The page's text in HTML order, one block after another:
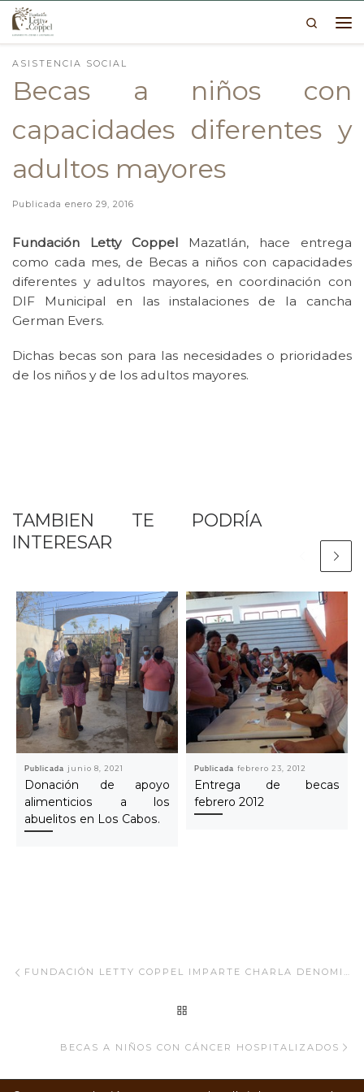
Skip to content
Search
ASISTENCIA SOCIAL
Becas a niños con
capacidades diferentes y
adultos mayores
Publicada enero 29, 2016
Fundación Letty Coppel Mazatlán, hace entrega
como cada mes, de Becas a niños con capacidades
diferentes y adultos mayores, en coordinación con
DIF Municipal en las instalaciones de la cancha
German Evers.
Dichas becas son para las necesidades o prioridades
de los niños y de los adultos mayores.
TAMBIEN TE PODRÍA
INTERESAR
Publicada junio 8, 2021
Donación de apoyo
alimenticios a los
abuelitos en Los Cabos.
Publicadafebrero 23, 2012
Entrega de becas
febrero 2012
Navegar Artículo FUNDACIÓN LETTY COPPEL IMPARTE CHARLA DENOMINADO “LOS SAPOS QUE HE BESADO” EN EL SALÓN LA COSTA DEL HOTEL PUEBLO BONITO ROSE DIRIGIDO A LOS COLABORADORES.
BECAS A NIÑOS CON CÁNCER HOSPITALIZADOS